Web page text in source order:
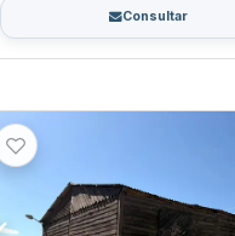
Consultar